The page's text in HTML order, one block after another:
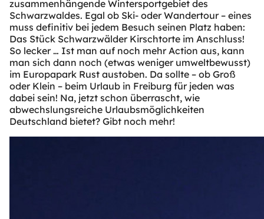
zusammenhängende Wintersportgebiet des
Schwarzwaldes. Egal ob Ski- oder Wandertour – eines
muss definitiv bei jedem Besuch seinen Platz haben:
Das Stück Schwarzwälder Kirschtorte im Anschluss!
So lecker … Ist man auf noch mehr Action aus, kann
man sich dann noch (etwas weniger umweltbewusst)
im Europapark Rust austoben. Da sollte – ob Groß
oder Klein – beim Urlaub in Freiburg für jeden was
dabei sein! Na, jetzt schon überrascht, wie
abwechslungsreiche Urlaubsmöglichkeiten
Deutschland bietet? Gibt noch mehr!